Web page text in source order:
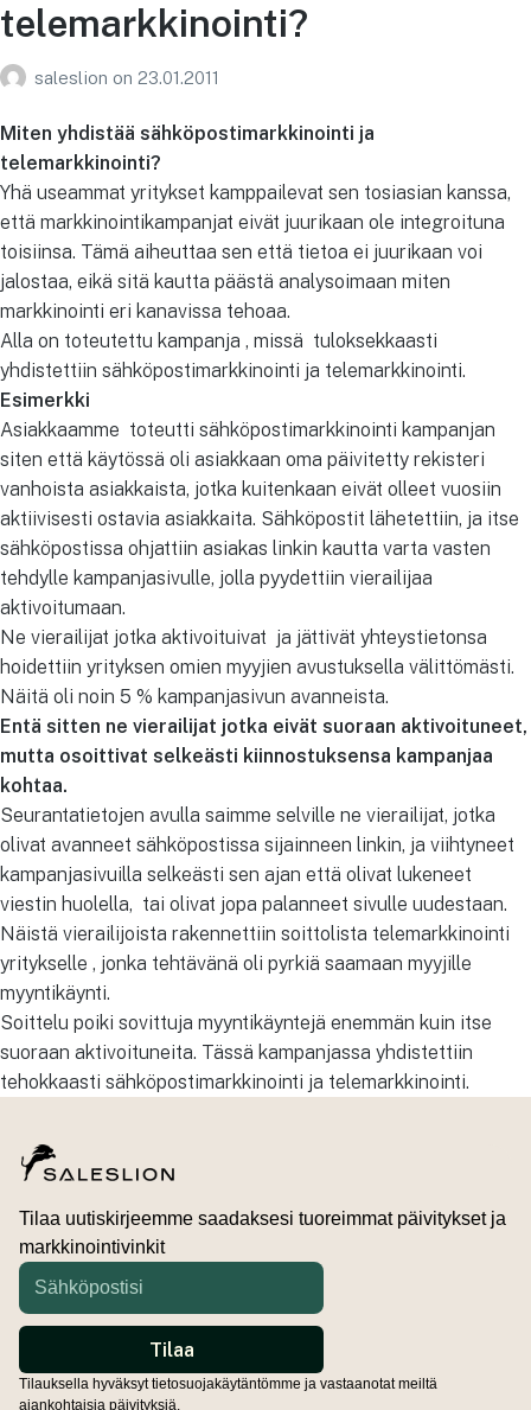
telemarkkinointi?
saleslion on 23.01.2011
Miten yhdistää sähköpostimarkkinointi ja
telemarkkinointi?
Yhä useammat yritykset kamppailevat sen tosiasian kanssa,
että markkinointikampanjat eivät juurikaan ole integroituna
toisiinsa. Tämä aiheuttaa sen että tietoa ei juurikaan voi
jalostaa, eikä sitä kautta päästä analysoimaan miten
markkinointi eri kanavissa tehoaa.
Alla on toteutettu kampanja , missä tuloksekkaasti
yhdistettiin sähköpostimarkkinointi ja telemarkkinointi.
Esimerkki
Asiakkaamme toteutti sähköpostimarkkinointi kampanjan
siten että käytössä oli asiakkaan oma päivitetty rekisteri
vanhoista asiakkaista, jotka kuitenkaan eivät olleet vuosiin
aktiivisesti ostavia asiakkaita. Sähköpostit lähetettiin, ja itse
sähköpostissa ohjattiin asiakas linkin kautta varta vasten
tehdylle kampanjasivulle, jolla pyydettiin vierailijaa
aktivoitumaan.
Ne vierailijat jotka aktivoituivat ja jättivät yhteystietonsa
hoidettiin yrityksen omien myyjien avustuksella välittömästi.
Näitä oli noin 5 % kampanjasivun avanneista.
Entä sitten ne vierailijat jotka eivät suoraan aktivoituneet,
mutta osoittivat selkeästi kiinnostuksensa kampanjaa
kohtaa.
Seurantatietojen avulla saimme selville ne vierailijat, jotka
olivat avanneet sähköpostissa sijainneen linkin, ja viihtyneet
kampanjasivuilla selkeästi sen ajan että olivat lukeneet
viestin huolella, tai olivat jopa palanneet sivulle uudestaan.
Näistä vierailijoista rakennettiin soittolista telemarkkinointi
yritykselle , jonka tehtävänä oli pyrkiä saamaan myyjille
myyntikäynti.
Soittelu poiki sovittuja myyntikäyntejä enemmän kuin itse
suoraan aktivoituneita. Tässä kampanjassa yhdistettiin
tehokkaasti sähköpostimarkkinointi ja telemarkkinointi.
Tilaa uutiskirjeemme saadaksesi tuoreimmat päivitykset ja
markkinointivinkit
Tilauksella hyväksyt tietosuojakäytäntömme ja vastaanotat meiltä
ajankohtaisia päivityksiä.